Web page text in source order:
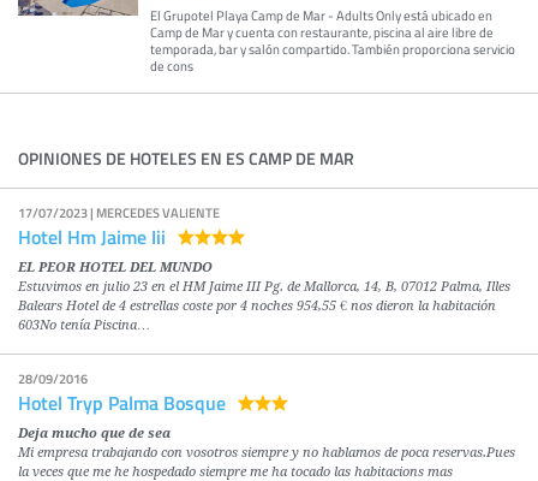
El Grupotel Playa Camp de Mar - Adults Only está ubicado en
Camp de Mar y cuenta con restaurante, piscina al aire libre de
temporada, bar y salón compartido. También proporciona servicio
de cons
OPINIONES DE HOTELES EN ES CAMP DE MAR
17/07/2023 | MERCEDES VALIENTE
Hotel Hm Jaime Iii
EL PEOR HOTEL DEL MUNDO
Estuvimos en julio 23 en el HM Jaime III Pg. de Mallorca, 14, B, 07012 Palma, Illes
Balears Hotel de 4 estrellas coste por 4 noches 954,55 € nos dieron la habitación
603No tenía Piscina…
28/09/2016
Hotel Tryp Palma Bosque
Deja mucho que de sea
Mi empresa trabajando con vosotros siempre y no hablamos de poca reservas.Pues
la veces que me he hospedado siempre me ha tocado las habitacions mas